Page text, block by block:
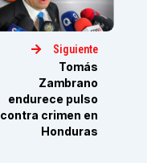
Siguiente
Tomás
Zambrano
endurece pulso
contra crimen en
Honduras